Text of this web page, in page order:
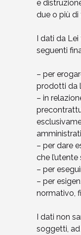
e
due o più di
I dati da
seguenti
– per
prodotti da
– in
– per dare
che
– per
– per
normativo,
I dati non
soggetti,